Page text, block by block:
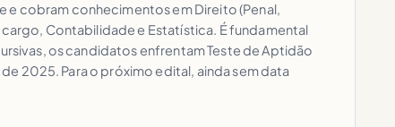
e cobram conhecimentos em Direito (Penal,
Contabilidade e Estatística. É fundamental
os candidatos enfrentam Teste de Aptidão
2025. Para o próximo edital, ainda sem data